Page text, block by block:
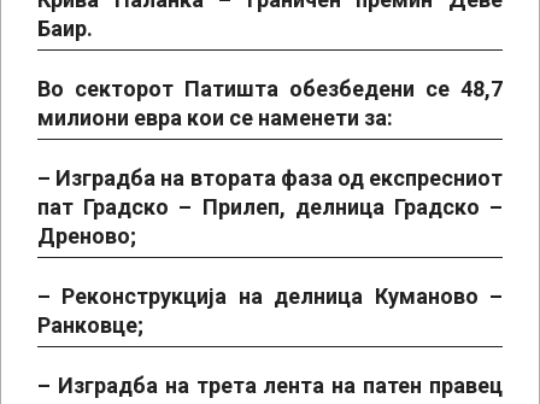
Баир.
Во секторот Патишта обезбедени се 48,7
милиони евра кои се наменети за:
– Изградба на втората фаза од експресниот
пат Градско – Прилеп, делница Градско –
Дреново;
– Реконструкција на делница Куманово –
Ранковце;
– Изградба на трета лента на патен правец